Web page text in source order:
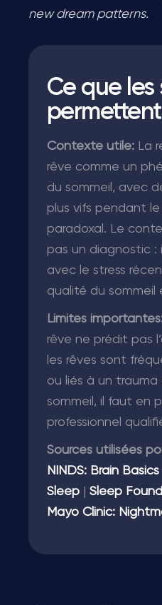
new dream patterns.
Ce que les
Contexte utile: La
rêve comme un
du sommeil, avec
plus vifs pendant le
paradoxal. Le
pas un diagnostic :
avec le stress
qualité du
Limites
rêve ne prédit pas
les rêves sont
ou liés à un
sommeil, il faut en
professionnel
Sources utilisées
NINDS: Brain
Sleep
Sleep
Mayo Clinic: